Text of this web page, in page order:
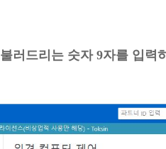
러드리는 숫자 9자를 입력